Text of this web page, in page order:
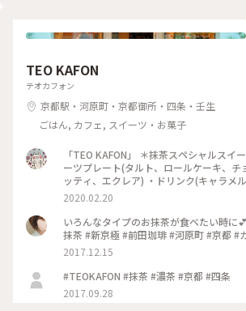
香りのミルクチョコやルビーチョコを使
桜 #桜スイーツ #和スイーツ #チョコレー
やげ #おみやげ
TEO KAFON
テオカフォン
京都駅・河原町・京都御所・四条・壬生
ごはん, カフェ, スイーツ・お菓子
「TEO KAFON」 ＊抹茶スペシャルスイ
ーツプレート(タルト、ロールケーキ、チ
ッティ、エクレア) ・ドリンク(キャラメ
三昧出来て大満足したそうです。 フォー
たのですが、娘一人で完食でした。
プチことりっぷ京都#冬のおでかけ
2020.02.20
いろんなタイプのお抹茶が食べたい時に
抹茶 #新京極 #前田珈琲 #河原町 #京都 #
2017.12.15
#TEOKAFON #抹茶 #濃茶 #京都 #四条
2017.09.28